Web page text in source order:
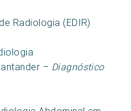
Radiologia (EDIR)
– Diagnóstico